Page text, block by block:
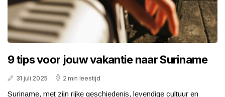
9 tips voor jouw vakantie naar Suriname
31 juli 2025 2 min leestijd
Suriname, met zijn rijke geschiedenis, levendige cultuur en